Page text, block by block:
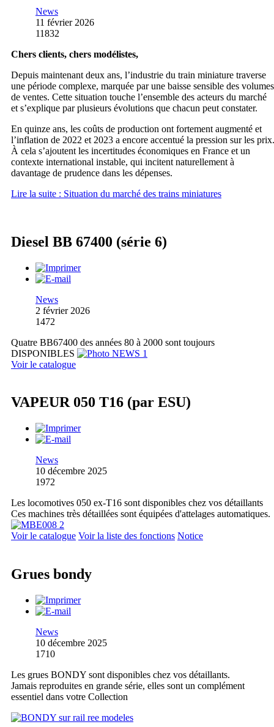
News
11 février 2026
11832
Chers clients, chers modélistes,
Depuis maintenant deux ans, l’industrie du train miniature traverse
une période complexe, marquée par une baisse sensible des volumes
de ventes. Cette situation touche l’ensemble des acteurs du marché
et s’explique par plusieurs évolutions que chacun peut constater.
En quinze ans, les coûts de production ont fortement augmenté et
l’inflation de 2022 et 2023 a encore accentué la pression sur les prix.
À cela s’ajoutent les incertitudes économiques en France et un
contexte international instable, qui incitent naturellement à
davantage de prudence dans les dépenses.
Lire la suite : Situation du marché des trains miniatures
Diesel BB 67400 (série 6)
News
2 février 2026
1472
Quatre BB67400 des années 80 à 2000 sont toujours
DISPONIBLES
Voir le catalogue
VAPEUR 050 T16 (par ESU)
News
10 décembre 2025
1972
Les locomotives 050 ex-T16 sont disponibles chez vos détaillants
Ces machines très détaillées sont équipées d'attelages automatiques.
Voir le catalogue Voir la liste des fonctions Notice
Grues bondy
News
10 décembre 2025
1710
Les grues BONDY sont disponibles chez vos détaillants.
Jamais reproduites en grande série, elles sont un complément
essentiel dans votre Collection